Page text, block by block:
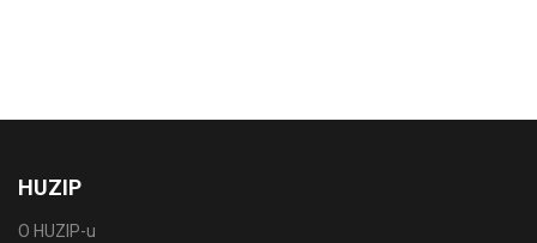
HUZIP
O HUZIP-u